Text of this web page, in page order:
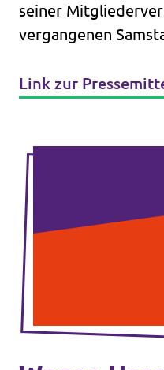
seiner
vergangenen
politische Arbeit
vakanten Position
Vorsitzenden im
Link zur